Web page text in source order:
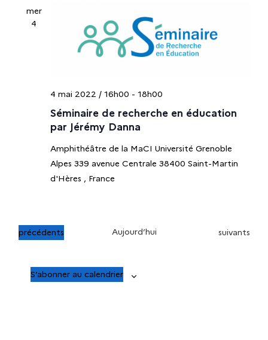
É
n
e
n
mer
4
Séminaire de recherche en éducation
par Jérémy Danna
4 mai 2022 / 16h00 - 18h00
Amphithéâtre de la MaCI Université Grenoble
Alpes 339 avenue Centrale 38400 Saint-Martin
d'Hères , France
É
précédents Aujourd’hui
É
suivants
S’abonner au calendrier